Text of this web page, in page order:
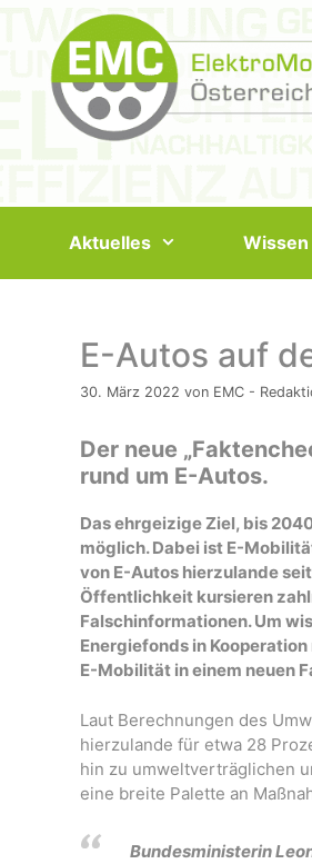
Aktuelles Wissen
E-Autos auf
30. März 2022 von EMC -
Der neue
rund um E-Autos.
Das ehrgeizige Ziel, bis
möglich. Dabei ist E-
von E-Autos hierzulande
Öffentlichkeit kursieren
Falschinformationen. Um
Energiefonds in
E-Mobilität in einem neuen
Laut Berechnungen des
hierzulande für etwa 28
hin zu umweltverträglichen
eine breite Palette an
Bundesministerin